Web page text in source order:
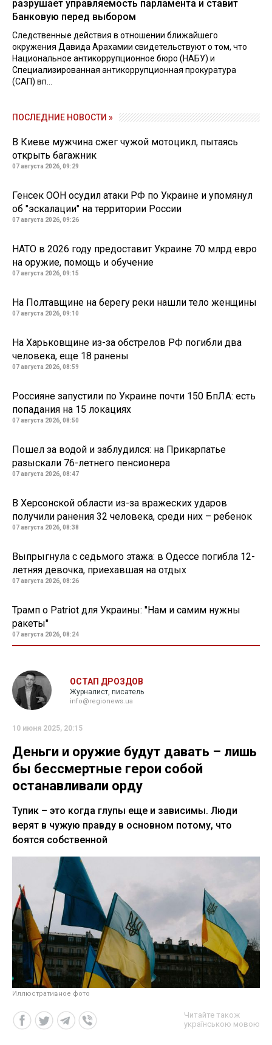
разрушает управляемость парламента и ставит
Банковую перед выбором
Следственные действия в отношении ближайшего
окружения Давида Арахамии свидетельствуют о том, что
Национальное антикоррупционное бюро (НАБУ) и
Специализированная антикоррупционная прокуратура
(САП) вп...
ПОСЛЕДНИЕ НОВОСТИ »
В Киеве мужчина сжег чужой мотоцикл, пытаясь
открыть багажник
07 августа 2026, 09:29
Генсек ООН осудил атаки РФ по Украине и упомянул
об "эскалации" на территории России
07 августа 2026, 09:26
НАТО в 2026 году предоставит Украине 70 млрд евро
на оружие, помощь и обучение
07 августа 2026, 09:15
На Полтавщине на берегу реки нашли тело женщины
07 августа 2026, 09:10
На Харьковщине из-за обстрелов РФ погибли два
человека, еще 18 ранены
07 августа 2026, 08:59
Россияне запустили по Украине почти 150 БпЛА: есть
попадания на 15 локациях
07 августа 2026, 08:50
Пошел за водой и заблудился: на Прикарпатье
разыскали 76-летнего пенсионера
07 августа 2026, 08:47
В Херсонской области из-за вражеских ударов
получили ранения 32 человека, среди них – ребенок
07 августа 2026, 08:38
Выпрыгнула с седьмого этажа: в Одессе погибла 12-
летняя девочка, приехавшая на отдых
07 августа 2026, 08:26
Трамп о Patriot для Украины: "Нам и самим нужны
ракеты"
07 августа 2026, 08:24
ОСТАП ДРОЗДОВ
Журналист, писатель
info@regionews.ua
10 июня 2025, 20:15
Деньги и оружие будут давать – лишь
бы бессмертные герои собой
останавливали орду
Тупик – это когда глупы еще и зависимы. Люди
верят в чужую правду в основном потому, что
боятся собственной
Иллюстративное фото
Читайте також
українською мовою